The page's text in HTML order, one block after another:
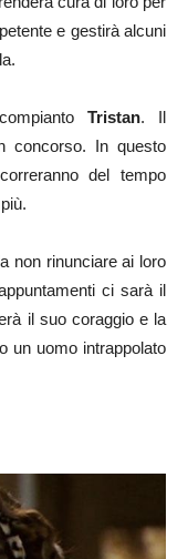
e gestirà alcuni
Tristan. Il
concorso. In questo
del tempo
non rinunciare ai loro
ci sarà il
il suo coraggio e la
un uomo intrappolato